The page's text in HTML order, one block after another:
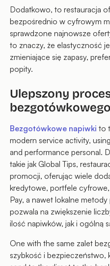
Dodatkowo, to restauracja
bezpośrednio w cyfrowym
sprawdzone najnowsze
to znaczy, że elastyczność
zmieniające się zapasy,
popity.
Ulepszony
Bezgotówkowe napiwki to
modern service activity,
and performance personal.
takie jak Global Tips,
promocji, oferując wiele
kredytowe, portfele
Pay, a nawet lokalne
pozwala na zwiększenie
ilość napiwków, jak i ogólną
One with the same zalet
szybkość i bezpieczeństwo,